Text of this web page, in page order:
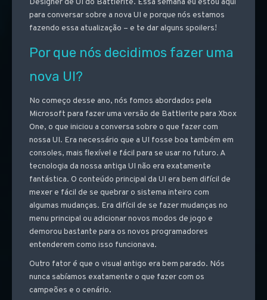
Designer de UI do Battlerite. Essa semana eu estou aqui
para conversar sobre a nova UI e porque nós estamos
fazendo essa atualização – e te dar alguns spoilers!
Por que nós decidimos fazer uma
nova UI?
No começo desse ano, nós fomos abordados pela
Microsoft para fazer uma versão de Battlerite para Xbox
One, o que iniciou a conversa sobre o que fazer com
nossa UI. Era necessário que a UI fosse boa também em
consoles, mais flexível e fácil para se usar no futuro. A
tecnologia da nossa antiga UI não era exatamente
fantástica. O conteúdo principal da UI era bem difícil de
mexer e fácil de se quebrar o sistema inteiro com
algumas mudanças. Era difícil de se fazer mudanças no
menu principal ou adicionar novos modos de jogo e
demorou bastante para os novos programadores
entenderem como isso funcionava.
Outro fator é que o visual antigo era bem parado. Nós
nunca sabíamos exatamente o que fazer com os
campeões e o cenário.